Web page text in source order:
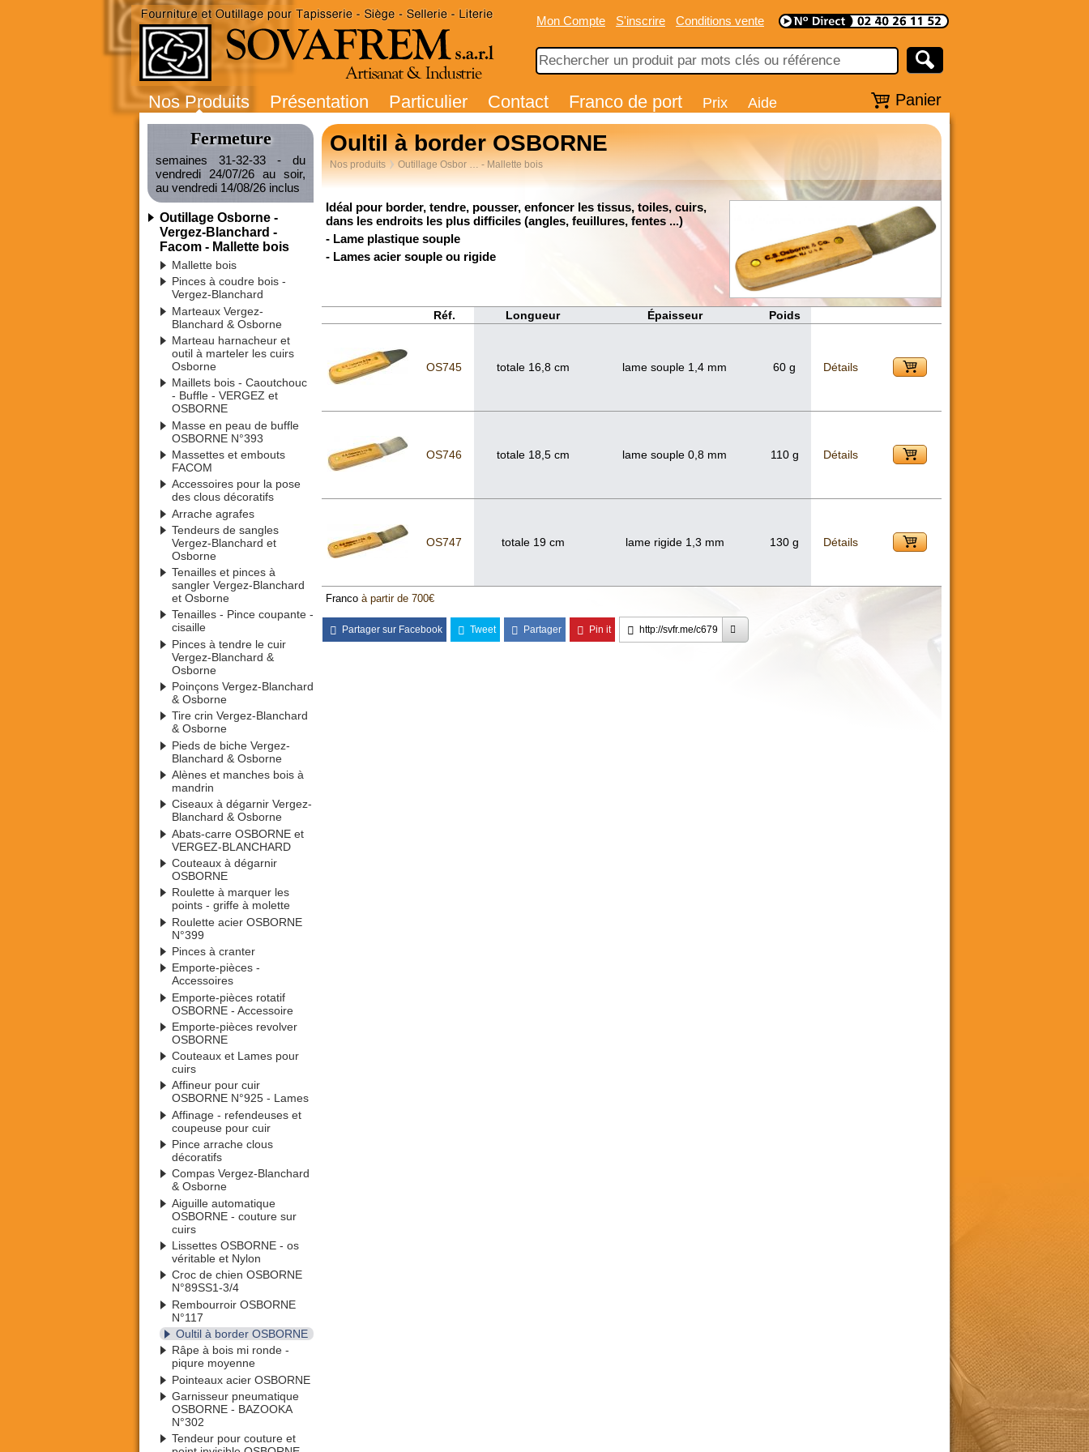
Mon Compte S'inscrire Conditions vente
Nos Produits Présentation Particulier Contact Franco de port Prix Aide Panier
Fermeture
semaines 31-32-33 - du
vendredi 24/07/26 au soir,
au vendredi 14/08/26 inclus
Outillage Osborne -
Vergez-Blanchard -
Facom - Mallette bois
Mallette bois
Pinces à coudre bois -
Vergez-Blanchard
Marteaux Vergez-
Blanchard & Osborne
Marteau harnacheur et
outil à marteler les cuirs
Osborne
Maillets bois - Caoutchouc
- Buffle - VERGEZ et
OSBORNE
Masse en peau de buffle
OSBORNE N°393
Massettes et embouts
FACOM
Accessoires pour la pose
des clous décoratifs
Arrache agrafes
Tendeurs de sangles
Vergez-Blanchard et
Osborne
Tenailles et pinces à
sangler Vergez-Blanchard
et Osborne
Tenailles - Pince coupante -
cisaille
Pinces à tendre le cuir
Vergez-Blanchard &
Osborne
Poinçons Vergez-Blanchard
& Osborne
Tire crin Vergez-Blanchard
& Osborne
Pieds de biche Vergez-
Blanchard & Osborne
Alènes et manches bois à
mandrin
Ciseaux à dégarnir Vergez-
Blanchard & Osborne
Abats-carre OSBORNE et
VERGEZ-BLANCHARD
Couteaux à dégarnir
OSBORNE
Roulette à marquer les
points - griffe à molette
Roulette acier OSBORNE
N°399
Pinces à cranter
Emporte-pièces -
Accessoires
Emporte-pièces rotatif
OSBORNE - Accessoire
Emporte-pièces revolver
OSBORNE
Couteaux et Lames pour
cuirs
Affineur pour cuir
OSBORNE N°925 - Lames
Affinage - refendeuses et
coupeuse pour cuir
Pince arrache clous
décoratifs
Compas Vergez-Blanchard
& Osborne
Aiguille automatique
OSBORNE - couture sur
cuirs
Lissettes OSBORNE - os
véritable et Nylon
Croc de chien OSBORNE
N°89SS1-3/4
Rembourroir OSBORNE
N°117
Oultil à border OSBORNE
Râpe à bois mi ronde -
piqure moyenne
Pointeaux acier OSBORNE
Garnisseur pneumatique
OSBORNE - BAZOOKA
N°302
Tendeur pour couture et
Oultil à border OSBORNE
Nos produits Outillage Osbor … - Mallette bois
Idéal pour border, tendre, pousser, enfoncer les tissus, toiles, cuirs,
dans les endroits les plus difficiles (angles, feuillures, fentes ...)
- Lame plastique souple
- Lames acier souple ou rigide
Réf. Longueur Épaisseur Poids
OS745 totale 16,8 cm lame souple 1,4 mm 60 g Détails
OS746 totale 18,5 cm lame souple 0,8 mm 110 g Détails
OS747 totale 19 cm lame rigide 1,3 mm 130 g Détails
Franco à partir de 700€
Partager sur Facebook Tweet Partager Pin it http://svfr.me/c679